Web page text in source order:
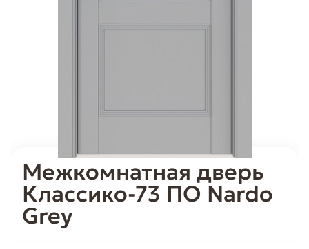
Межкомнатная дверь
Классико-73 ПО Nardo
Grey